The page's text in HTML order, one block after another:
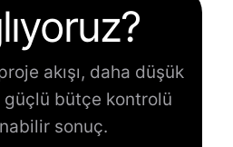
akışı, daha düşük
güçlü bütçe kontrolü
sonuç.